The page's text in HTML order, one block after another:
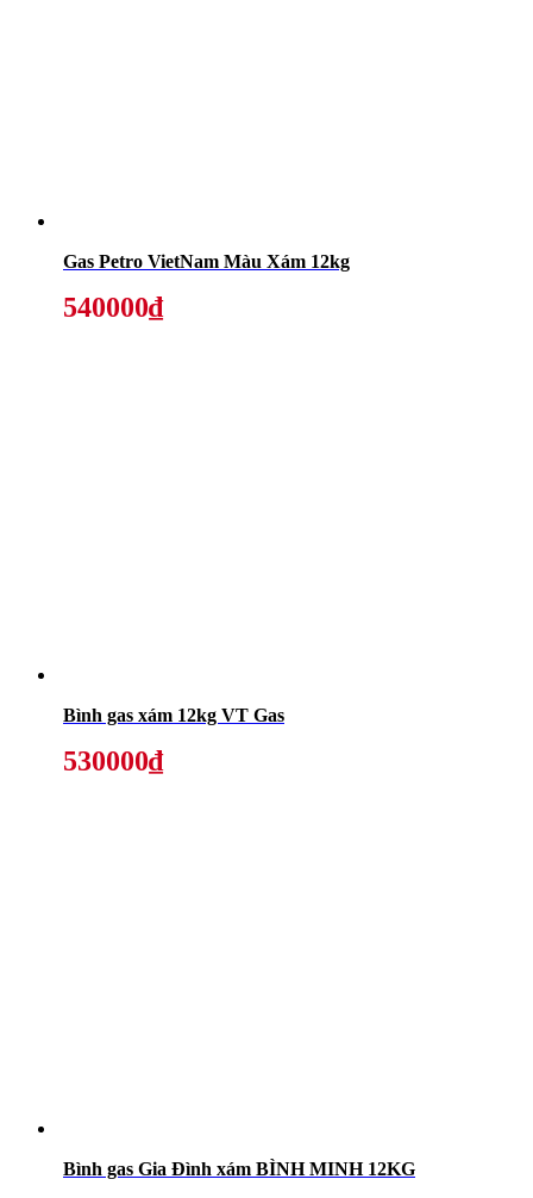
Gas Petro VietNam Màu Xám 12kg
540000₫
Bình gas xám 12kg VT Gas
530000₫
Bình gas Gia Đình xám BÌNH MINH 12KG